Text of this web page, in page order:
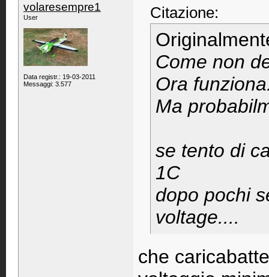
volaresempre1
User
Data registr.: 19-03-2011
Messaggi: 3.577
Citazione:
Come non
Ora
Ma
se tento di
1C
dopo pochi
voltage....
che